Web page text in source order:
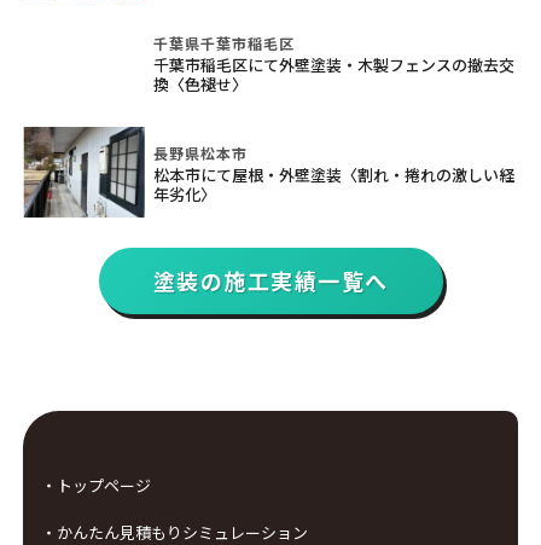
千葉県千葉市稲毛区
千葉市稲毛区にて外壁塗装・木製フェンスの撤去交
換〈色褪せ〉
長野県松本市
松本市にて屋根・外壁塗装〈割れ・捲れの激しい経
年劣化〉
塗装の施工実績一覧へ
・トップページ
・かんたん見積もりシミュレーション